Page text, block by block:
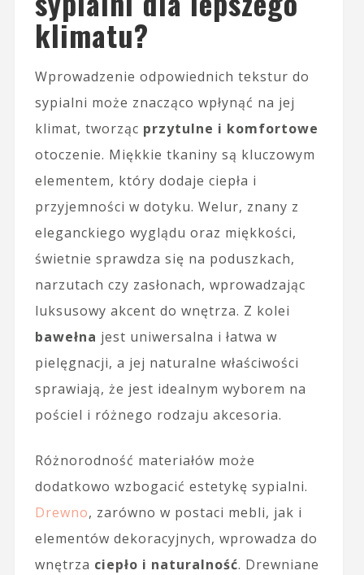
klimatu?
Wprowadzenie odpowiednich tekstur do
sypialni może znacząco wpłynąć na jej
klimat, tworząc przytulne i komfortowe
otoczenie. Miękkie tkaniny są kluczowym
elementem, który dodaje ciepła i
przyjemności w dotyku. Welur, znany z
eleganckiego wyglądu oraz miękkości,
świetnie sprawdza się na poduszkach,
narzutach czy zasłonach, wprowadzając
luksusowy akcent do wnętrza. Z kolei
bawełna jest uniwersalna i łatwa w
pielęgnacji, a jej naturalne właściwości
sprawiają, że jest idealnym wyborem na
pościel i różnego rodzaju akcesoria.
Różnorodność materiałów może
dodatkowo wzbogacić estetykę sypialni.
Drewno, zarówno w postaci mebli, jak i
elementów dekoracyjnych, wprowadza do
wnętrza ciepło i naturalność. Drewniane